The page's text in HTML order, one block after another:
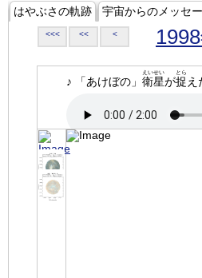
はやぶさの軌跡 宇宙からのメッセ
<<< << <
♪ 「あけぼの」 衛星
えいせい
が捉
とら
え